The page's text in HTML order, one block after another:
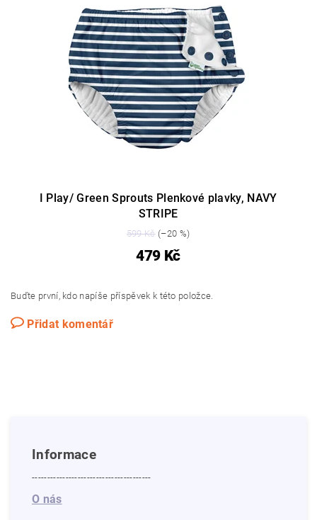
I Play/ Green Sprouts Plenkové plavky, NAVY
STRIPE
599 Kč(–20 %)
479 Kč
Buďte první, kdo napíše příspěvek k této položce.
Přidat komentář
Informace
---------------------------------------
O nás